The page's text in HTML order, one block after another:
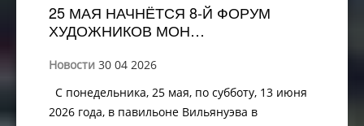
25 МАЯ НАЧНЁТСЯ 8-Й ФОРУМ
ХУДОЖНИКОВ МОН…
Новости 30 04 2026
С понедельника, 25 мая, по субботу, 13 июня
2026 года, в павильоне Вильянуэва в